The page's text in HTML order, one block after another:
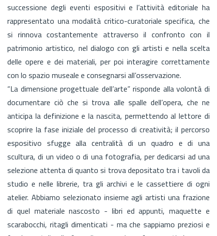
successione degli eventi espositivi e l’attività editoriale ha
rappresentato una modalità critico-curatoriale specifica, che
si rinnova costantemente attraverso il confronto con il
patrimonio artistico, nel dialogo con gli artisti e nella scelta
delle opere e dei materiali, per poi interagire correttamente
con lo spazio museale e consegnarsi all’osservazione.
“La dimensione progettuale dell’arte” risponde alla volontà di
documentare ciò che si trova alle spalle dell’opera, che ne
anticipa la definizione e la nascita, permettendo al lettore di
scoprire la fase iniziale del processo di creatività; il percorso
espositivo sfugge alla centralità di un quadro e di una
scultura, di un video o di una fotografia, per dedicarsi ad una
selezione attenta di quanto si trova depositato tra i tavoli da
studio e nelle librerie, tra gli archivi e le cassettiere di ogni
atelier. Abbiamo selezionato insieme agli artisti una frazione
di quel materiale nascosto - libri ed appunti, maquette e
scarabocchi, ritagli dimenticati - ma che sappiamo preziosi e